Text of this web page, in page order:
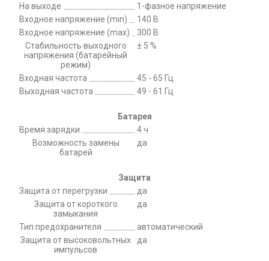
На выходе
1-фазное напряжение
Входное напряжение (min)
140 В
Входное напряжение (max)
300 В
Стабильность выходного
напряжения (батарейный
режим)
± 5 %
Входная частота
45 - 65 Гц
Выходная частота
49 - 61 Гц
Батарея
Время зарядки
4 ч
Возможность замены
батарей
да
Защита
Защита от перегрузки
да
Защита от короткого
замыкания
да
Тип предохранителя
автоматический
Защита от высоковольтных
импульсов
да